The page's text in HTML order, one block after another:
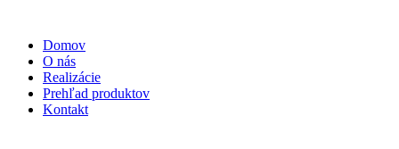
obsah
Domov
O nás
Realizácie
Prehľad produktov
Kontakt